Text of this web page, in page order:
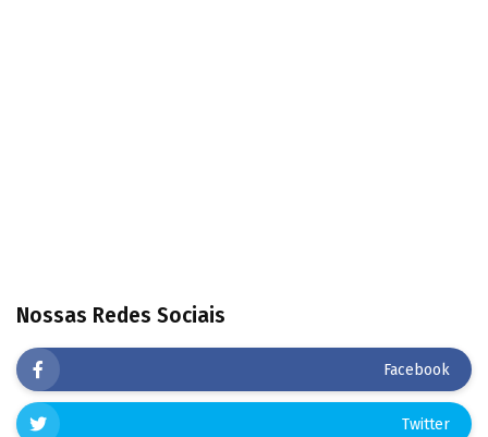
Nossas Redes Sociais
Facebook
Twitter